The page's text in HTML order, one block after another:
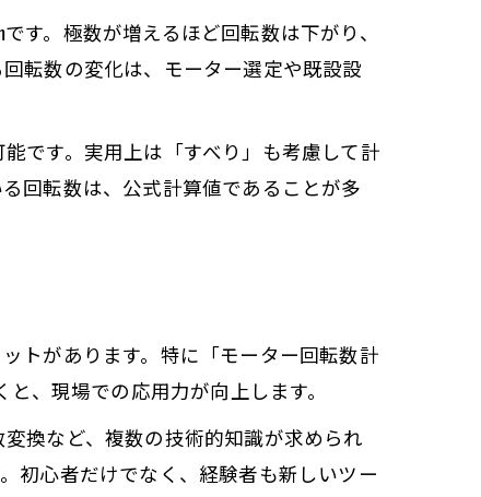
す。極数が増えるほど回転数は下がり、
転数の変化は、モーター選定や既設設
です。実用上は「すべり」も考慮して計
回転数は、公式計算値であることが多
トがあります。特に「モーター回転数計
、現場での応用力が向上します。
換など、複数の技術的知識が求められ
初心者だけでなく、経験者も新しいツー